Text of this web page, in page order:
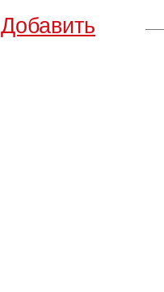
Добавить